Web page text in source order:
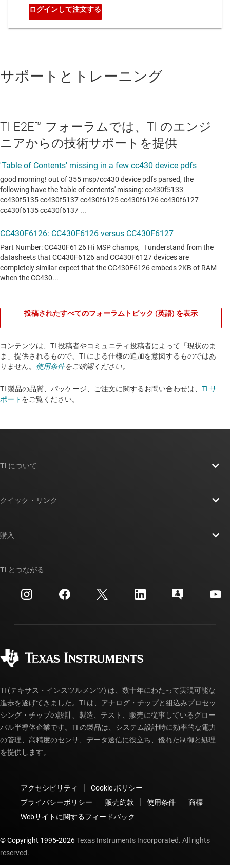
サポートとトレーニング
TI E2E™ フォーラムでは、TI のエンジ
ニアからの技術サポートを提供
投稿されたすべてのフォーラムトピック (英語) を表示
コンテンツは、TI 投稿者やコミュニティ投稿者によって「現状のま
ま」提供されるもので、TI による仕様の追加を意図するものではあ
りません。 使用条件をご確認ください。
TI 製品の品質、パッケージ、ご注文に関するお問い合わせは、 TI サ
ポート をご覧ください。​​​​​​​​​​​​​​
TI について
投資家向け情報
製造
クイック・リンク
クロスリファレンス検索
カスタマー・サポート・センター
myTI アカウントの FAQ
購入
ご注文に関する FAQ
TI とつながる
TI (テキサス・インスツルメンツ) は、数十年にわたって実現可能な
進歩を遂げてきました。TI は、アナログ・チップと組込みプロセッ
シング・チップの設計、製造、テスト、販売に従事しているグロー
バル半導体企業です。TI の製品は、システム設計時に効率的な電力
の管理、高精度のセンサ、データ送信に役立ち、優れた制御と処理
を提供します。
アクセシビリティ
Cookie ポリシー
プライバシーポリシー
販売約款 使用条件
商標
Webサイトに関するフィードバック
© Copyright 1995-2026Texas Instruments Incorporated. All rights
reserved.